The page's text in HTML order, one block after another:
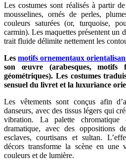
Les costumes sont réalisés à partir
mousselines, ornés de perles,
couleurs saturées (or, turquoise,
carmin). Les maquettes présentent un
trait fluide délimite nettement les
Les motifs ornementaux
son œuvre (arabesques, motifs
géométriques). Les costumes
sensuel du livret et la luxuriance
Les vêtements sont conçus afin
danseurs, avec des tissus légers qui
vibration. La palette
dramatique, avec des oppositions
esclaves, courtisans et sultan.
décors transforme la scène en une
couleurs et de lumière.